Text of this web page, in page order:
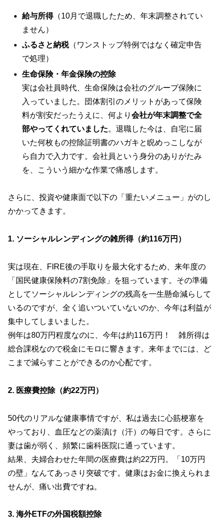
給与所得（10月で退職したため、年末調整されてい
ません）
ふるさと納税（ワンストップ特例ではなく確定申告
で処理）
生命保険・年金保険の控除
実は会社員時代、生命保険は会社のグループ保険に
入っていました。団体割引のメリットがあって保険
料が割安だったうえに、何より会社が年末調整で全
部やってくれていました。退職した今は、自宅に届
いた何枚もの控除証明書のハガキと睨めっこしなが
ら自力で入力です。会社員という身分のありがたみ
を、こういう細かな作業で痛感します。
さらに、投資や健康面で以下の「重たいメニュー」がのし
かかってきます。
1. ソーシャルレンディングの雑所得（約116万円）
実は現在、FIRE後の手取りを最大化するため、来年度の
「国民健康保険料の7割免除」を狙っています。その準備
としてソーシャルレンディングの残高を一生懸命減らして
いるのですが、全く追いついていないのか、今年は利益が
集中してしまいました。
例年は80万円程度なのに、今年は約116万円！ 雑所得は
総合課税なので税金にモロに響きます。来年までには、ど
こまで減らすことができるのか心配です。
2. 医療費控除（約22万円）
50代のリアルな健康事情ですが、私は過去に心筋梗塞を
やっており、血圧などの薬漬け（汗）の毎日です。さらに
妻は歯が弱く、頻繁に歯科医院に通っています。
結果、夫婦合わせた年間の医療費は約22万円。「10万円
の壁」なんてあっさり突破です。健康はお金に換えられま
せんが、痛い出費ですね。
3. 海外ETFの外国税額控除